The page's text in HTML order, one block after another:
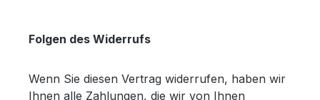
Folgen des Widerrufs
Wenn Sie diesen Vertrag widerrufen, haben wir
Ihnen alle Zahlungen, die wir von Ihnen